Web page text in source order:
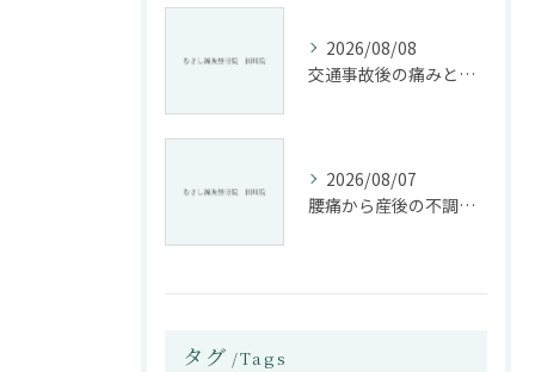
2026/08/08
交通事故後の痛みと姿勢改善に特化した整骨院の役割
2026/08/07
腰痛から産後の不調まで整骨院で根本改善する方法
タグ Tags